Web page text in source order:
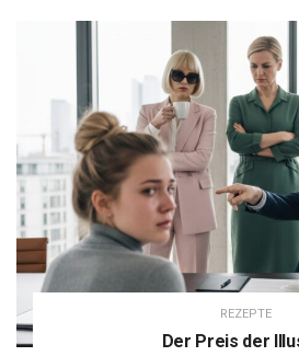
REZEPTE
Der Preis der